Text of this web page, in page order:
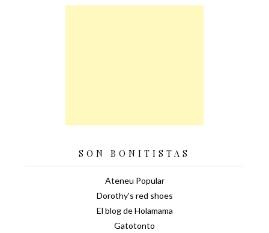
SON BONITISTAS
Ateneu Popular
Dorothy's red shoes
El blog de Holamama
Gatotonto